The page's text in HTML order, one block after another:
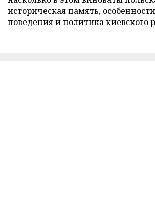
историческая память,
поведения и политика киевского